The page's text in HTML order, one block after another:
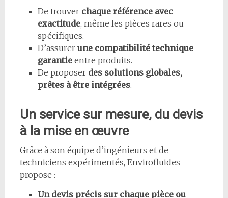
De trouver chaque référence avec
exactitude, même les pièces rares ou
spécifiques.
D’assurer une compatibilité technique
garantieentre produits.
De proposer des solutions globales,
prêtes à être intégrées.
Un service sur mesure, du devis
à la mise en œuvre
Grâce à son équipe d’ingénieurs et de
techniciens expérimentés, Envirofluides
propose :
Un devis précis sur chaque pièce ou